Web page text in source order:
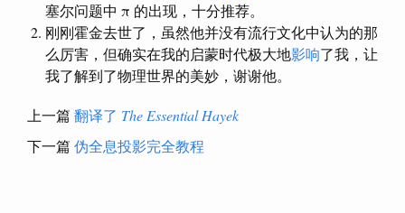
塞尔问题中 π 的出现，十分推荐。
刚刚霍金去世了，虽然他并没有流行文化中认为的那
么厉害，但确实在我的启蒙时代极大地影响了我，让
我了解到了物理世界的美妙，谢谢他。
上一篇 翻译了 The Essential Hayek
下一篇 伪全息投影完全教程